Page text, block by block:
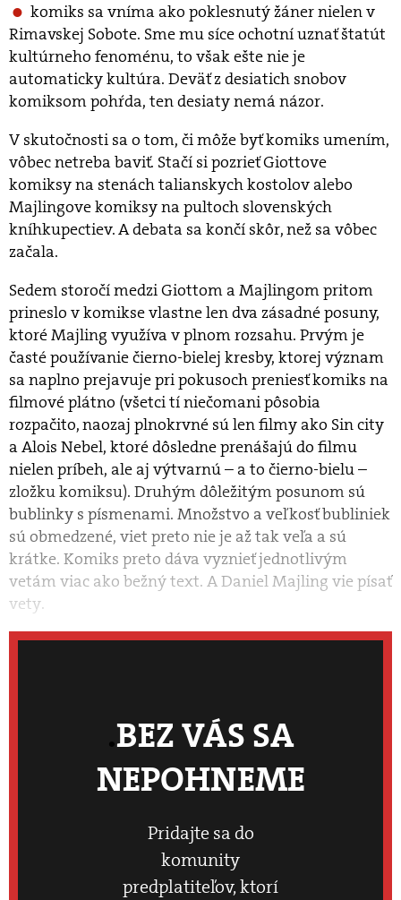
komiks sa vníma ako poklesnutý žáner nielen v
Rimavskej Sobote. Sme mu síce ochotní uznať štatút
kultúrneho fenoménu, to však ešte nie je
automaticky kultúra. Deväť z desiatich snobov
komiksom pohŕda, ten desiaty nemá názor.
V skutočnosti sa o tom, či môže byť komiks umením,
vôbec netreba baviť. Stačí si pozrieť Giottove
komiksy na stenách talianskych kostolov alebo
Majlingove komiksy na pultoch slovenských
kníhkupectiev. A debata sa končí skôr, než sa vôbec
začala.
Sedem storočí medzi Giottom a Majlingom pritom
prineslo v komikse vlastne len dva zásadné posuny,
ktoré Majling využíva v plnom rozsahu. Prvým je
časté používanie čierno-bielej kresby, ktorej význam
sa naplno prejavuje pri pokusoch preniesť komiks na
filmové plátno (všetci tí niečomani pôsobia
rozpačito, naozaj plnokrvné sú len filmy ako Sin city
a Alois Nebel, ktoré dôsledne prenášajú do filmu
nielen príbeh, ale aj výtvarnú – a to čierno-bielu –
zložku komiksu). Druhým dôležitým posunom sú
bublinky s písmenami. Množstvo a veľkosť bubliniek
sú obmedzené, viet preto nie je až tak veľa a sú
krátke. Komiks preto dáva vyznieť jednotlivým
vetám viac ako bežný text. A Daniel Majling vie písať
vety.
BEZ VÁS SA
NEPOHNEME
Pridajte sa do
komunity
predplatiteľov, ktorí